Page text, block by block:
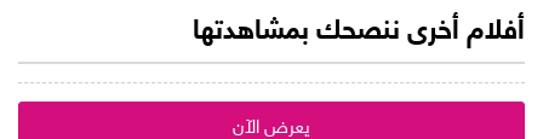
أفلام أخرى ننصحك بمشاهدتها
يعرض الآن